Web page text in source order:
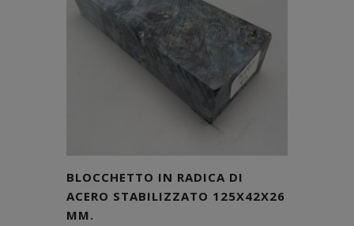
BLOCCHETTO IN RADICA DI
ACERO STABILIZZATO 125X42X26
MM.